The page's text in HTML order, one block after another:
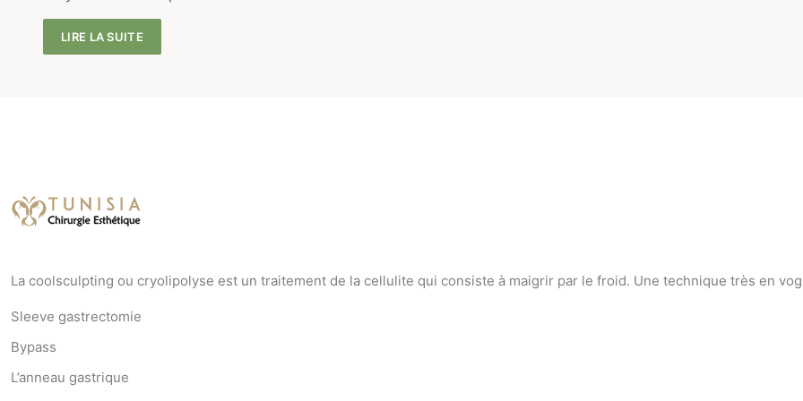
LIRE LA SUITE
La coolsculpting ou cryolipolyse est un traitement de la cellulite qui consiste à maigrir par le froid. Une technique très en
Sleeve gastrectomie
Bypass
L’anneau gastrique